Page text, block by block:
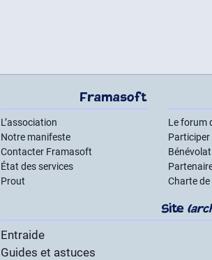
Framasoft
L’association
Notre manifeste
Contacter Framasoft
État des services
Prout
Le forum
Participer
Charte
Site
Entraide
Guides et astuces